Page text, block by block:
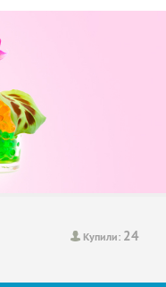
Купили: 24